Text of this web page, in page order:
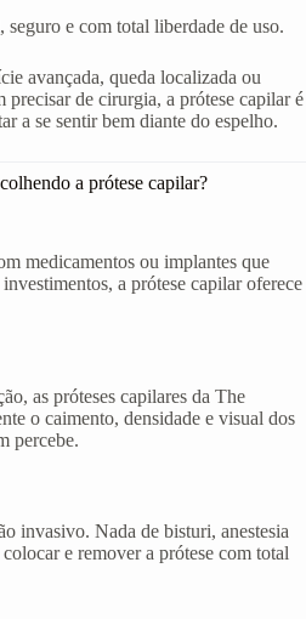
e com total liberdade de uso.
avançada, queda localizada ou
precisar de cirurgia, a prótese capilar é
a se sentir bem diante do espelho.
a prótese capilar?
medicamentos ou implantes que
a prótese capilar oferece
as próteses capilares da The
o caimento, densidade e visual dos
percebe.
invasivo. Nada de bisturi, anestesia
e remover a prótese com total